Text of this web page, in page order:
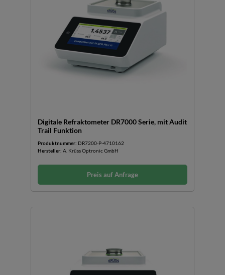
Digitale Refraktometer DR7000 Serie, mit Audit
Trail Funktion
Produktnummer: DR7200-P-4710162
Hersteller: A. Krüss Optronic GmbH
Preis auf Anfrage